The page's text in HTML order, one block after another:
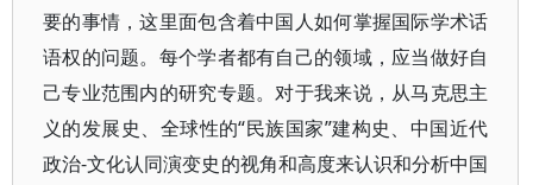
要的事情，这里面包含着中国人如何掌握国际学术话
语权的问题。每个学者都有自己的领域，应当做好自
己专业范围内的研究专题。对于我来说，从马克思主
义的发展史、全球性的“民族国家”建构史、中国近代
政治-文化认同演变史的视角和高度来认识和分析中国